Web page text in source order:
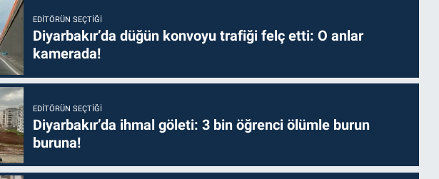
EDITÖRÜN SEÇTIĞI
Diyarbakır’da düğün konvoyu trafiği felç etti: O anlar
kamerada!
EDITÖRÜN SEÇTIĞI
Diyarbakır’da ihmal göleti: 3 bin öğrenci ölümle burun
buruna!